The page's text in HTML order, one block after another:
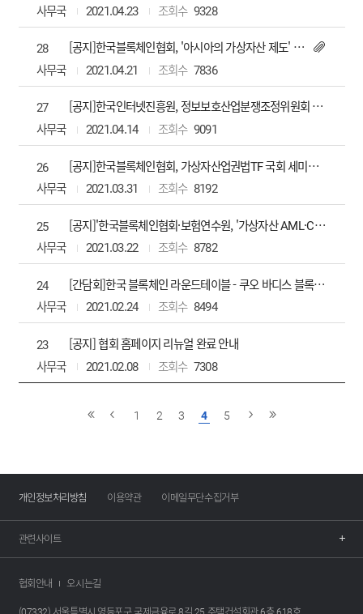
사무국
2021.04.23 9328
28
[공지]한국블록체인협회, '아시아의 가상자산 제도' 간담회 개최(4/26(월), 오전 10시)
사무국
2021.04.21 7836
27
[공지]한국인터넷진흥원, 정보보호산업분쟁조정위원회 '정보보호산업분쟁조정제도'
사무국
2021.04.14 9091
26
[공지]한국블록체인협회, 가상자산업권법TF 국회 세미나 '가상자산업권법 왜 필요한가?'(4/9(금), 오전10시) 개최
사무국
2021.03.31 8192
25
[공지]'한국블록체인협회·보험연수원, '가상자산 AML·CFT 실무과정'(全 금융권) 개최
사무국
2021.03.22 8782
24
[간담회]한국 블록체인 라운드테이블 - 쿠오 바디스 블록체인, 전중훤 한국블록체인협회 글로벌협력위원장 토론 참석
사무국
2021.02.24 8494
23
[공지] 협회 홈페이지 리뉴얼 완료 안내
사무국
2021.02.08 7308
1 2 3 4 5
개인정보처리방침 이용약관 이메일무단수집거부
관련사이트
협회안내
오시는길